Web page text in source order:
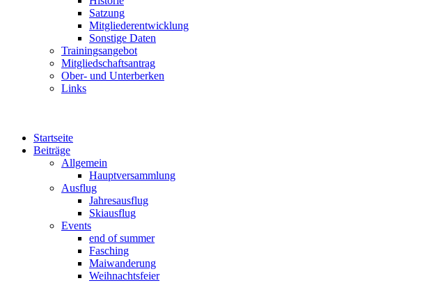
Satzung
Mitgliederentwicklung
Sonstige Daten
Trainingsangebot
Mitgliedschaftsantrag
Ober- und Unterberken
Links
Startseite
Beiträge
Allgemein
Hauptversammlung
Ausflug
Jahresausflug
Skiausflug
Events
end of summer
Fasching
Maiwanderung
Weihnachtsfeier